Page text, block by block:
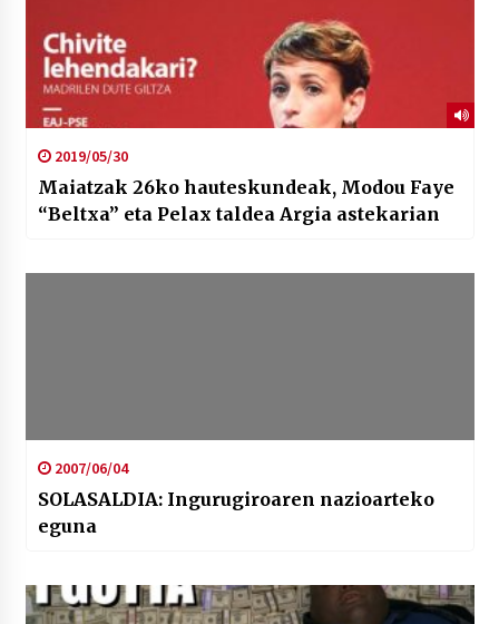
2019/05/30
Maiatzak 26ko hauteskundeak, Modou Faye
“Beltxa” eta Pelax taldea Argia astekarian
2007/06/04
SOLASALDIA: Ingurugiroaren nazioarteko
eguna